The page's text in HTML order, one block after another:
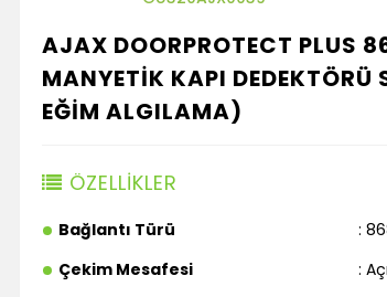
AJAX DOORPROTECT PLUS
MANYETİK KAPI DEDEKTÖRÜ
EĞİM ALGILAMA)
ÖZELLİKLER
Bağlantı Türü
:
Çekim Mesafesi
: